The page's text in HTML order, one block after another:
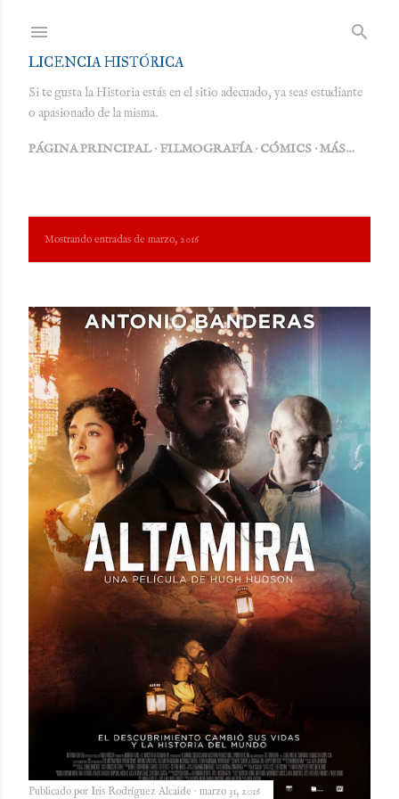
LICENCIA HISTÓRICA
Si te gusta la Historia estás en el sitio adecuado, ya seas estudiante
o apasionado de la misma.
PÁGINA PRINCIPAL FILMOGRAFÍA CÓMICS MÁS…
a
d
a
s
Mostrando entradas de marzo, 2016
Publicado por Iris Rodríguez Alcaide marzo 31, 2016